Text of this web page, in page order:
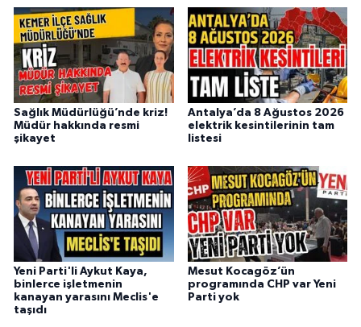
Sağlık Müdürlüğü’nde kriz!
Müdür hakkında resmi
şikayet
Antalya’da 8 Ağustos 2026
elektrik kesintilerinin tam
listesi
Yeni Parti'li Aykut Kaya,
binlerce işletmenin
kanayan yarasını Meclis'e
taşıdı
Mesut Kocagöz’ün
programında CHP var Yeni
Parti yok